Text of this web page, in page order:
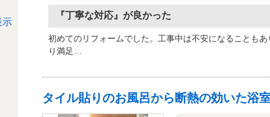
『丁寧な対応』が良かった
初めてのリフォームでした。工事中は不安になることも
り満足…
タイル貼りのお風呂から断熱の効いた浴